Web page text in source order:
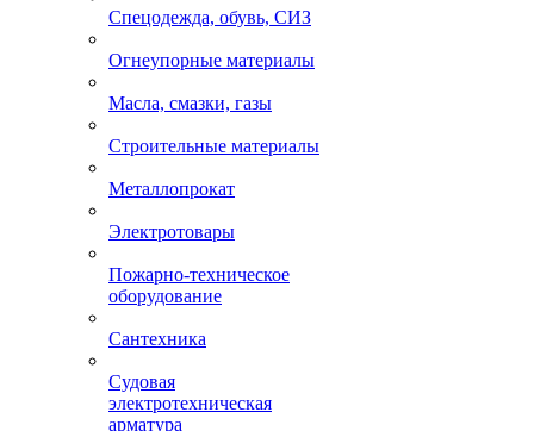
Спецодежда, обувь, СИЗ
Огнеупорные материалы
Масла, смазки, газы
Строительные материалы
Металлопрокат
Электротовары
Пожарно-техническое
оборудование
Сантехника
Судовая
электротехническая
арматура